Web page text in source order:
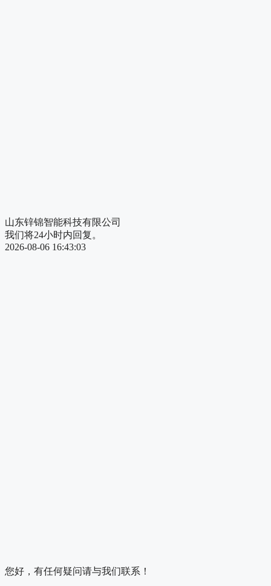
山东锌锦智能科技有限公司
我们将24小时内回复。
2026-08-06 16:43:03
您好，有任何疑问请与我们联系！